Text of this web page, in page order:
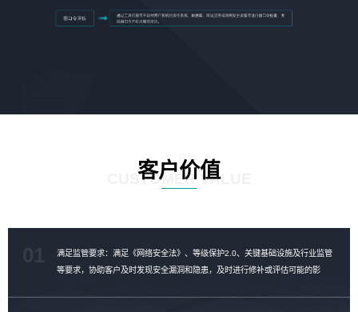
客户价值
CUSTOMER VALUE
满足监管要求：满足《网络安全法》、等级保护2.0、关键基础设施及行业监管
等要求，协助客户及时发现安全漏洞和隐患，及时进行修补或评估可能的影